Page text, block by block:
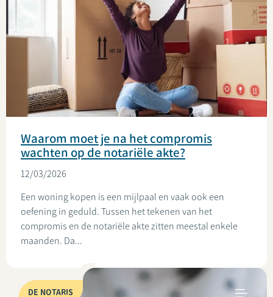
Waarom moet je na het compromis
wachten op de notariële akte?
12/03/2026
Een woning kopen is een mijlpaal en vaak ook een
oefening in geduld. Tussen het tekenen van het
compromis en de notariële akte zitten meestal enkele
maanden. Da...
DE NOTARIS